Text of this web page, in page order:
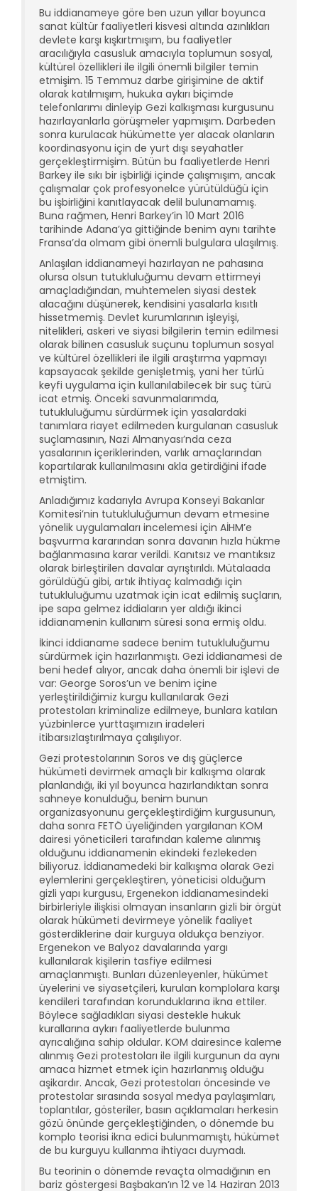
Bu iddianameye göre ben uzun yıllar boyunca
sanat kültür faaliyetleri kisvesi altında azınlıkları
devlete karşı kışkırtmışım, bu faaliyetler
aracılığıyla casusluk amacıyla toplumun sosyal,
kültürel özellikleri ile ilgili önemli bilgiler temin
etmişim. 15 Temmuz darbe girişimine de aktif
olarak katılmışım, hukuka aykırı biçimde
telefonlarımı dinleyip Gezi kalkışması kurgusunu
hazırlayanlarla görüşmeler yapmışım. Darbeden
sonra kurulacak hükümette yer alacak olanların
koordinasyonu için de yurt dışı seyahatler
gerçekleştirmişim. Bütün bu faaliyetlerde Henri
Barkey ile sıkı bir işbirliği içinde çalışmışım, ancak
çalışmalar çok profesyonelce yürütüldüğü için
bu işbirliğini kanıtlayacak delil bulunamamış.
Buna rağmen, Henri Barkey’in 10 Mart 2016
tarihinde Adana’ya gittiğinde benim aynı tarihte
Fransa’da olmam gibi önemli bulgulara ulaşılmış.
Anlaşılan iddianameyi hazırlayan ne pahasına
olursa olsun tutukluluğumu devam ettirmeyi
amaçladığından, muhtemelen siyasi destek
alacağını düşünerek, kendisini yasalarla kısıtlı
hissetmemiş. Devlet kurumlarının işleyişi,
nitelikleri, askeri ve siyasi bilgilerin temin edilmesi
olarak bilinen casusluk suçunu toplumun sosyal
ve kültürel özellikleri ile ilgili araştırma yapmayı
kapsayacak şekilde genişletmiş, yani her türlü
keyfi uygulama için kullanılabilecek bir suç türü
icat etmiş. Önceki savunmalarımda,
tutukluluğumu sürdürmek için yasalardaki
tanımlara riayet edilmeden kurgulanan casusluk
suçlamasının, Nazi Almanyası’nda ceza
yasalarının içeriklerinden, varlık amaçlarından
kopartılarak kullanılmasını akla getirdiğini ifade
etmiştim.
Anladığımız kadarıyla Avrupa Konseyi Bakanlar
Komitesi’nin tutukluluğumun devam etmesine
yönelik uygulamaları incelemesi için AİHM’e
başvurma kararından sonra davanın hızla hükme
bağlanmasına karar verildi. Kanıtsız ve mantıksız
olarak birleştirilen davalar ayrıştırıldı. Mütalaada
görüldüğü gibi, artık ihtiyaç kalmadığı için
tutukluluğumu uzatmak için icat edilmiş suçların,
ipe sapa gelmez iddiaların yer aldığı ikinci
iddianamenin kullanım süresi sona ermiş oldu.
İkinci iddianame sadece benim tutukluluğumu
sürdürmek için hazırlanmıştı. Gezi iddianamesi de
beni hedef alıyor, ancak daha önemli bir işlevi de
var: George Soros’un ve benim içine
yerleştirildiğimiz kurgu kullanılarak Gezi
protestoları kriminalize edilmeye, bunlara katılan
yüzbinlerce yurttaşımızın iradeleri
itibarsızlaştırılmaya çalışılıyor.
Gezi protestolarının Soros ve dış güçlerce
hükümeti devirmek amaçlı bir kalkışma olarak
planlandığı, iki yıl boyunca hazırlandıktan sonra
sahneye konulduğu, benim bunun
organizasyonunu gerçekleştirdiğim kurgusunun,
daha sonra FETÖ üyeliğinden yargılanan KOM
dairesi yöneticileri tarafından kaleme alınmış
olduğunu iddianamenin ekindeki fezlekeden
biliyoruz. İddianamedeki bir kalkışma olarak Gezi
eylemlerini gerçekleştiren, yöneticisi olduğum
gizli yapı kurgusu, Ergenekon iddianamesindeki
birbirleriyle ilişkisi olmayan insanların gizli bir örgüt
olarak hükümeti devirmeye yönelik faaliyet
gösterdiklerine dair kurguya oldukça benziyor.
Ergenekon ve Balyoz davalarında yargı
kullanılarak kişilerin tasfiye edilmesi
amaçlanmıştı. Bunları düzenleyenler, hükümet
üyelerini ve siyasetçileri, kurulan komplolara karşı
kendileri tarafından korunduklarına ikna ettiler.
Böylece sağladıkları siyasi destekle hukuk
kurallarına aykırı faaliyetlerde bulunma
ayrıcalığına sahip oldular. KOM dairesince kaleme
alınmış Gezi protestoları ile ilgili kurgunun da aynı
amaca hizmet etmek için hazırlanmış olduğu
aşikardır. Ancak, Gezi protestoları öncesinde ve
protestolar sırasında sosyal medya paylaşımları,
toplantılar, gösteriler, basın açıklamaları herkesin
gözü önünde gerçekleştiğinden, o dönemde bu
komplo teorisi ikna edici bulunmamıştı, hükümet
de bu kurguyu kullanma ihtiyacı duymadı.
Bu teorinin o dönemde revaçta olmadığının en
bariz göstergesi Başbakan’ın 12 ve 14 Haziran 2013